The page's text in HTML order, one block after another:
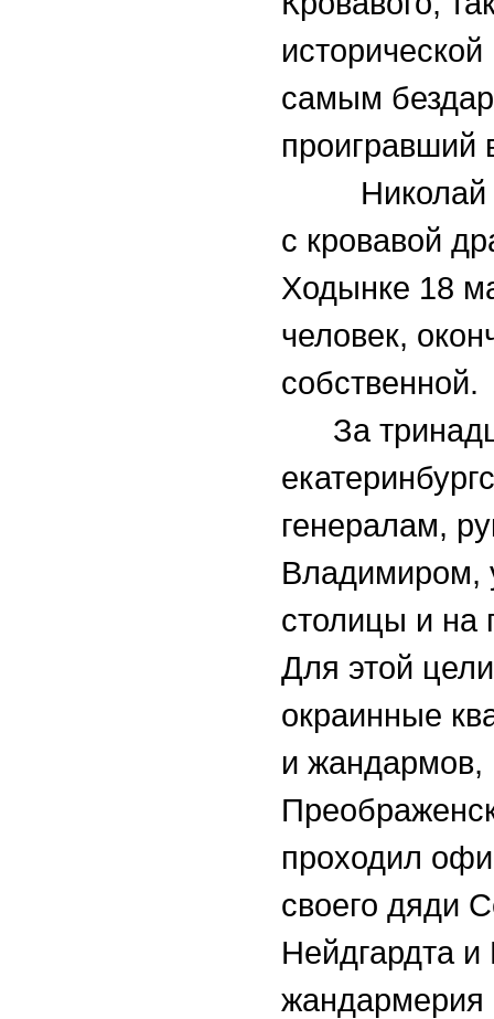
самым
проигравший
Николай II,
с кровавой
Ходынке 18
человек,
собственной.
За
генералам,
Владимиром,
столицы и
Для этой
окраинные
и жандармов,
проходил
своего дяди
Нейдгардта
жандармерия